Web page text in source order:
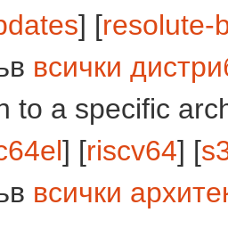
] [resolute-
всички
to a specific
] [riscv64] [
всички